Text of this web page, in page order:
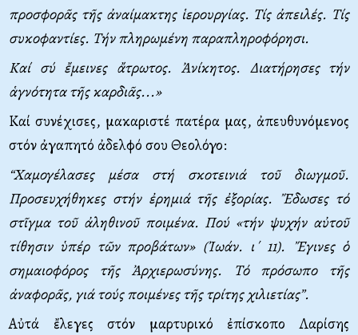
προσφορᾶς τῆς ἀναίμακτης ἱερουργίας. Tίς ἀπειλές. Tίς
συκοφαντίες. Tήν πληρωμένη παραπληροφόρησι.
Kαί σύ ἔμεινες ἄτρωτος. Ἀνίκητος. Διατήρησες τήν
ἁγνότητα τῆς καρδιᾶς...»
Καί συνέχισες, μακαριστέ πατέρα μας, ἀπευθυνόμενος
στόν ἀγαπητό ἀδελφό σου Θεολόγο:
“Xαμογέλασες μέσα στή σκοτεινιά τοῦ διωγμοῦ.
Προσευχήθηκες στήν ἐρημιά τῆς ἐξορίας. Ἔδωσες τό
στῖγμα τοῦ ἀληθινοῦ ποιμένα. Πού «τήν ψυχήν αὐτοῦ
τίθησιν ὑπέρ τῶν προβάτων» (Ἰωάν. ι΄ 11). Ἔγινες ὁ
σημαιοφόρος τῆς Ἀρχιερωσύνης. Tό πρόσωπο τῆς
ἀναφορᾶς, γιά τούς ποιμένες τῆς τρίτης χιλιετίας”.
Αὐτά ἔλεγες στόν μαρτυρικό ἐπίσκοπο Λαρίσης